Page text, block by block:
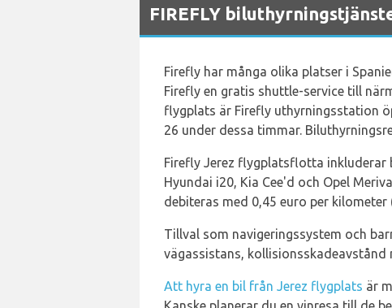
FIREFLY
Firefly har många olika platser i
Firefly en gratis shuttle-service till
flygplats är Firefly uthyrningsstation
26 under dessa timmar.
Firefly Jerez flygplatsflotta inkluderar
Hyundai i20, Kia Cee'd och Opel
debiteras med 0,45 euro per kilometer
Tillval som navigeringssystem och
vägassistans,
Att hyra en bil från Jerez flygplats är